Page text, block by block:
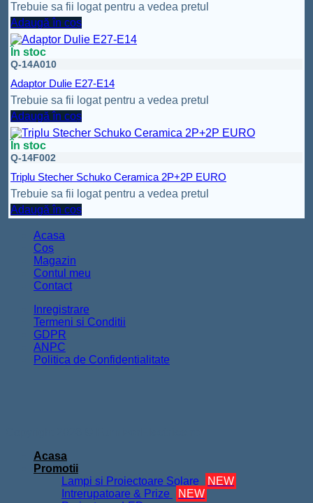
Trebuie sa fii logat pentru a vedea pretul
Adaugă în coș
În stoc
Q-14A010
Adaptor Dulie E27-E14
Trebuie sa fii logat pentru a vedea pretul
Adaugă în coș
În stoc
Q-14F002
Triplu Stecher Schuko Ceramica 2P+2P EURO
Trebuie sa fii logat pentru a vedea pretul
Adaugă în coș
Acasa
Coș
Magazin
Contul meu
Contact
Inregistrare
Termeni si Conditii
GDPR
ANPC
Politica de Confidentialitate
Acasa
Promotii
Lampi si Proiectoare Solare
NEW
Intrerupatoare & Prize
NEW